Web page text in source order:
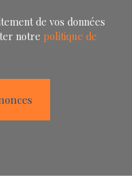
de vos données
notre politique de